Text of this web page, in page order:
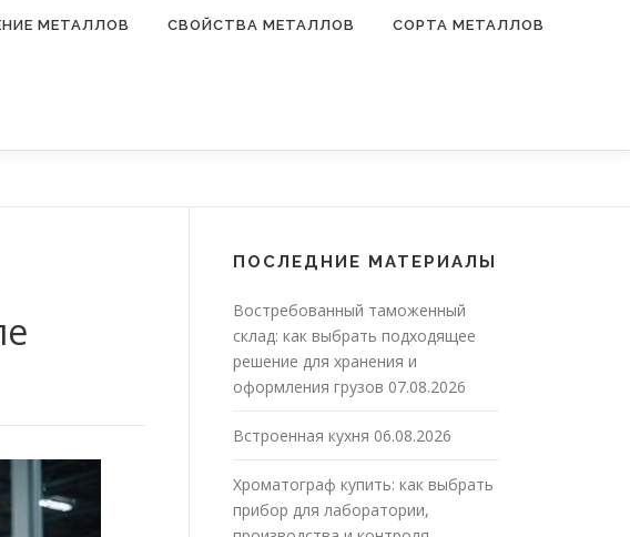
МЕТАЛЛОВ СВОЙСТВА МЕТАЛЛОВ СОРТА МЕТАЛЛОВ
ПОСЛЕДНИЕ МАТЕРИАЛЫ
Востребованный таможенный
склад: как выбрать подходящее
решение для хранения и
оформления грузов 07.08.2026
Встроенная кухня 06.08.2026
Хроматограф купить: как выбрать
прибор для лаборатории,